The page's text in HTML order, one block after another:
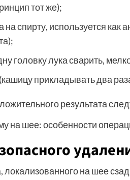
тот же);
спирту, используется как
головку лука сварить,
прикладывать два
результата
локализованного на шее